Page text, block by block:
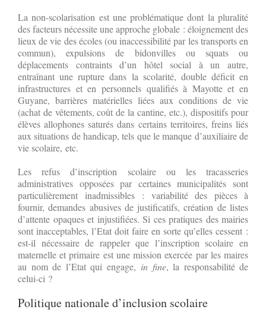
La non-scolarisation est une problématique dont la pluralité
des facteurs nécessite une approche globale : éloignement des
lieux de vie des écoles (ou inaccessibilité par les transports en
commun), expulsions de bidonvilles ou squats ou
déplacements contraints d’un hôtel social à un autre,
entraînant une rupture dans la scolarité, double déficit en
infrastructures et en personnels qualifiés à Mayotte et en
Guyane, barrières matérielles liées aux conditions de vie
(achat de vêtements, coût de la cantine, etc.), dispositifs pour
élèves allophones saturés dans certains territoires, freins liés
aux situations de handicap, tels que le manque d’auxiliaire de
vie scolaire, etc.
Les refus d’inscription scolaire ou les tracasseries
administratives opposées par certaines municipalités sont
particulièrement inadmissibles : variabilité des pièces à
fournir, demandes abusives de justificatifs, création de listes
d’attente opaques et injustifiées. Si ces pratiques des mairies
sont inacceptables, l’Etat doit faire en sorte qu’elles cessent :
est-il nécessaire de rappeler que l’inscription scolaire en
maternelle et primaire est une mission exercée par les maires
au nom de l’Etat qui engage, in fine, la responsabilité de
celui-ci ?
Politique nationale d’inclusion scolaire